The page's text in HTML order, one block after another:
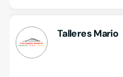
Talleres Mario